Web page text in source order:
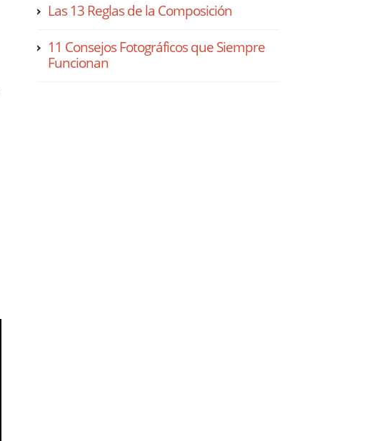
Las 13 Reglas de la Composición
11 Consejos Fotográficos que Siempre
Funcionan